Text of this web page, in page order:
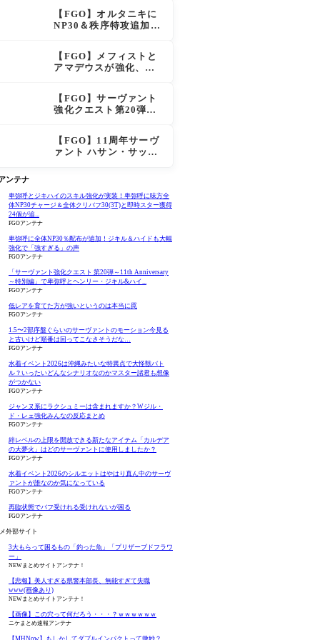
【FGO】オルタニキに
NP30＆秩序特攻追加で
とは思えない」の反響
【FGO】メフィストと
アマデウスが強化、ア
に「最強でワロタ」の
声
【FGO】サーヴァント
強化クエスト第20弾！
【FGO】11周年サーヴ
ァント ハサン・サッバ
ンテナ
卑弥呼とジキハイのスキル強化が実装！卑弥呼に味方全
体NP30チャージ＆全体クリバフ30(3T)と即時スター獲得
24個が追...
FGOアンテナ
卑弥呼に全体NP30％配布が追加！ジキル＆ハイドも大幅
強化で「強すぎる」の声
FGOアンテナ
「サーヴァント強化クエスト 第20弾～11th Anniversary
～特別編」で卑弥呼とヘンリー・ジキル&ハイ...
FGOアンテナ
低レアを育てた方が強いというのは本当に罠
FGOアンテナ
1.5〜2部序盤ぐらいのサーヴァントのモーション今見る
と古いけど順番は回ってこなさそうだな…
FGOアンテナ
水着イベント2026は沖縄みたいな特異点で大怪獣バト
ル？いったいどんなシナリオなのかマスター諸君も想像
がつかない
FGOアンテナ
ジャンヌ系にラクシュミーは含まれますか？Wジル・
ド・レェ強化みんなの反応まとめ
FGOアンテナ
絆レベルの上限を開放できる新たなアイテム「カルデア
の大夢火」はどのサーヴァントに使用しましたか？
FGOアンテナ
水着イベント2026のシルエットはやはり真ん中のサーヴ
ァントが誰なのか気になっている
FGOアンテナ
再臨状態でバフ受けれる受けれないが困る
FGOアンテナ
外部サイト
3大もらって困るもの「釣った魚」「プリザーブドフラワ
ー」
NEWまとめサイトアンテナ！
【悲報】美人すぎる県警本部長、無能すぎて失職
www(画像あり)
NEWまとめサイトアンテナ！
【画像】この穴って何だろう・・・？ｗｗｗｗｗｗ
ニケまとめ速報アンテナ
【MHNow】もしかしてダブルインパクトって微妙？